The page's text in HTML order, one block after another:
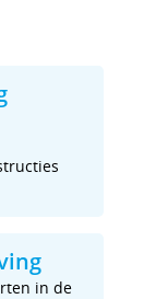
in de